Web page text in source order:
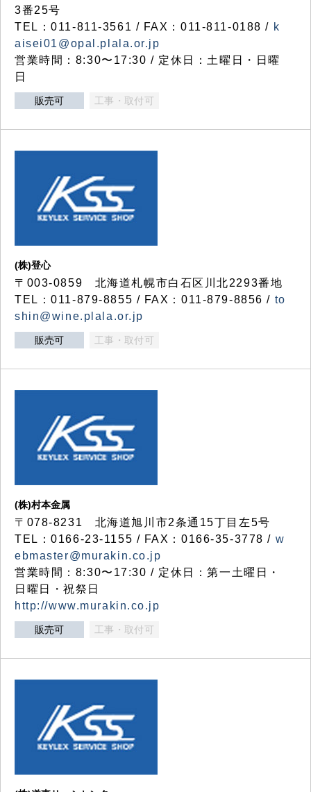
3番25号
TEL：011-811-3561 / FAX：011-811-0188 / k
aisei01@opal.plala.or.jp
営業時間：8:30〜17:30 / 定休日：土曜日・日曜
日
販売可 工事・取付可
(株)登心
〒003-0859 北海道札幌市白石区川北2293番地
TEL：011-879-8855 / FAX：011-879-8856 / to
shin@wine.plala.or.jp
販売可 工事・取付可
(株)村本金属
〒078-8231 北海道旭川市2条通15丁目左5号
TEL：0166-23-1155 / FAX：0166-35-3778 / w
ebmaster@murakin.co.jp
営業時間：8:30〜17:30 / 定休日：第一土曜日・
日曜日・祝祭日
http://www.murakin.co.jp
販売可 工事・取付可